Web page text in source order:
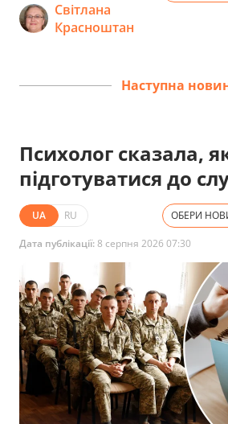
Світлана
Красноштан
Наступна
Психолог сказала,
підготуватися до
UA RU ОБЕРИ
Дата публікації:8 серпня 2026 07:30